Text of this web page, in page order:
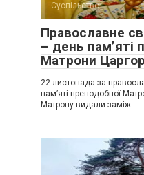
Суспільство
Православне
– день пам’яті
Матрони
22 листопада за
пам’яті преподобної
Матрону видали заміж